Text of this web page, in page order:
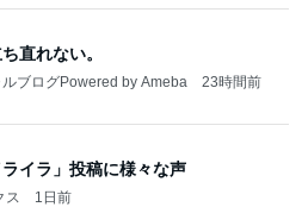
直れない。
ブログPowered by Ameba 23時間前
イラ」投稿に様々な声
ス 1日前